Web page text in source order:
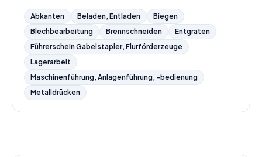
Abkanten Beladen, Entladen
Biegen
Blechbearbeitung
Brennschneiden
Entgraten
Führerschein Gabelstapler, Flurförderzeuge
Lagerarbeit
Maschinenführung, Anlagenführung, -bedienung
Metalldrücken